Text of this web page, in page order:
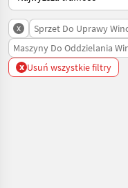
x Sprzet Do Uprawy
Maszyny Do Oddzielania
x Usuń wszystkie filtry